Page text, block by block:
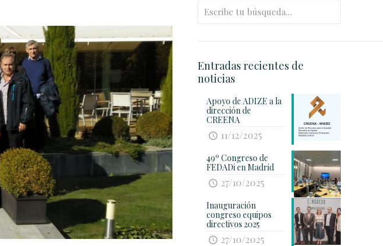
Entradas recientes de
noticias
Apoyo de ADIZE a la
dirección de
CREENA
11/12/2025
49º Congreso de
FEDADi en Madrid
27/10/2025
Inauguración
congreso equipos
directivos 2025
27/10/2025